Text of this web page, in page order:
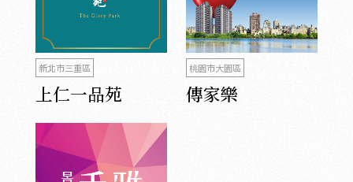
新北市三重區
上仁一品苑
桃園市大園區
傳家樂